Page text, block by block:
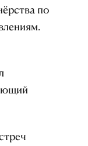
по